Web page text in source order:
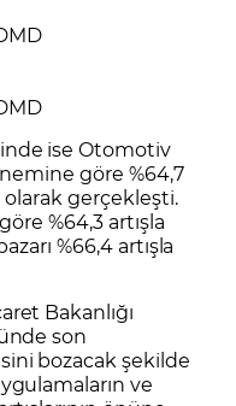
ise Otomotiv
göre %64,7
olarak gerçekleşti.
%64,3 artışla
%66,4 artışla
Bakanlığı
son
bozacak şekilde
ve